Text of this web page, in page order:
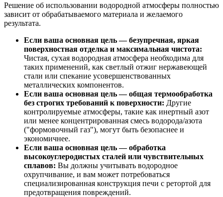
Решение об использовании водородной атмосферы полностью
зависит от обрабатываемого материала и желаемого
результата.
Если ваша основная цель — безупречная, яркая
поверхностная отделка и максимальная чистота:
Чистая, сухая водородная атмосфера необходима для
таких применений, как светлый отжиг нержавеющей
стали или спекание усовершенствованных
металлических компонентов.
Если ваша основная цель — общая термообработка
без строгих требований к поверхности: Другие
контролируемые атмосферы, такие как инертный азот
или менее концентрированная смесь водорода/азота
("формовочный газ"), могут быть безопаснее и
экономичнее.
Если ваша основная цель — обработка
высокоуглеродистых сталей или чувствительных
сплавов: Вы должны учитывать водородное
охрупчивание, и вам может потребоваться
специализированная конструкция печи с ретортой для
предотвращения повреждений.